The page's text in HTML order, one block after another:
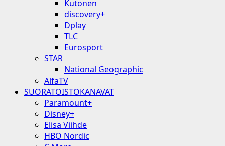
Kutonen
discovery+
Dplay
TLC
Eurosport
STAR
National Geographic
AlfaTV
SUORATOISTOKANAVAT
Paramount+
Disney+
Elisa Viihde
HBO Nordic